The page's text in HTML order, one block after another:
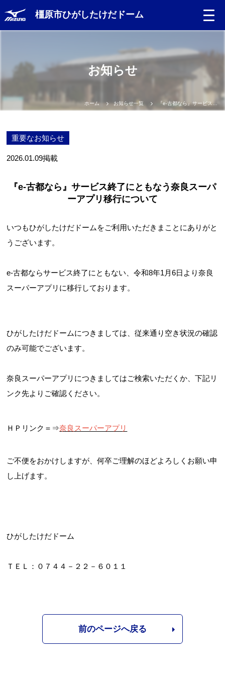
橿原市ひがしたけだドーム
お知らせ
ホーム お知らせ一覧 『e-古都なら』サービス終了にともなう奈良スーパーアプリ移行について
重要なお知らせ
2026.01.09掲載
『e-古都なら』サービス終了にともなう奈良スーパ
ーアプリ移行について
いつもひがしたけだドームをご利用いただきまことにありがと
うございます。
e-古都ならサービス終了にともない、令和8年1月6日より奈良
スーパーアプリに移行しております。
ひがしたけだドームにつきましては、従来通り空き状況の確認
のみ可能でございます。
奈良スーパーアプリにつきましてはご検索いただくか、下記リ
ンク先よりご確認ください。
ＨＰリンク＝⇒奈良スーパーアプリ
ご不便をおかけしますが、何卒ご理解のほどよろしくお願い申
し上げます。
ひがしたけだドーム
ＴＥＬ：０７４４－２２－６０１１
前のページへ戻る